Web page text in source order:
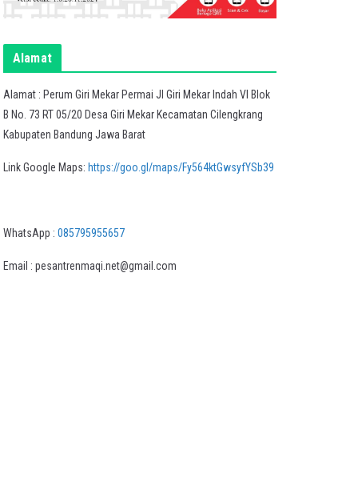
Alamat
Alamat : Perum Giri Mekar Permai Jl Giri Mekar Indah VI Blok
B No. 73 RT 05/20 Desa Giri Mekar Kecamatan Cilengkrang
Kabupaten Bandung Jawa Barat
Link Google Maps: https://goo.gl/maps/Fy564ktGwsyfYSb39
WhatsApp : 085795955657
Email : pesantrenmaqi.net@gmail.com